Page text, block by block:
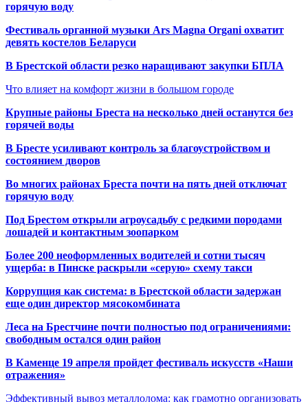
горячую воду
Фестиваль органной музыки Ars Magna Organi охватит
девять костелов Беларуси
В Брестской области резко наращивают закупки БПЛА
Что влияет на комфорт жизни в большом городе
Крупные районы Бреста на несколько дней останутся без
горячей воды
В Бресте усиливают контроль за благоустройством и
состоянием дворов
Во многих районах Бреста почти на пять дней отключат
горячую воду
Под Брестом открыли агроусадьбу с редкими породами
лошадей и контактным зоопарком
Более 200 неоформленных водителей и сотни тысяч
ущерба: в Пинске раскрыли «серую» схему такси
Коррупция как система: в Брестской области задержан
еще один директор мясокомбината
Леса на Брестчине почти полностью под ограничениями:
свободным остался один район
В Каменце 19 апреля пройдет фестиваль искусств «Наши
отражения»
Эффективный вывоз металлолома: как грамотно организовать